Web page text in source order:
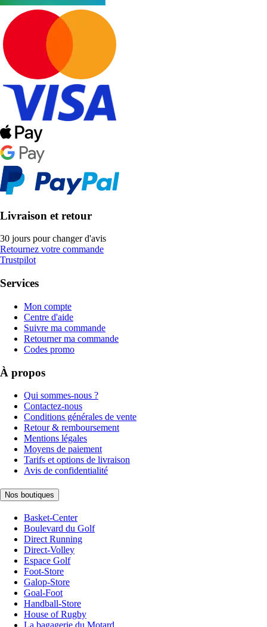
Livraison et retour
30 jours pour changer d'avis
Retournez votre commande
Trustpilot
Services
Mon compte
Centre d'aide
Suivre ma commande
Retourner ma commande
Codes promo
À propos
Qui sommes-nous ?
Contactez-nous
Conditions générales de vente
Retour & remboursement
Mentions légales
Moyens de paiement
Tarifs et options de livraison
Avis de confidentialité
Nos boutiques
Basket-Center
Boulevard du Golf
Direct Running
Direct-Volley
Espace Golf
Foot-Store
Galop-Store
Goal-Foot
Handball-Store
House of Rugby
La bagagerie du Motard